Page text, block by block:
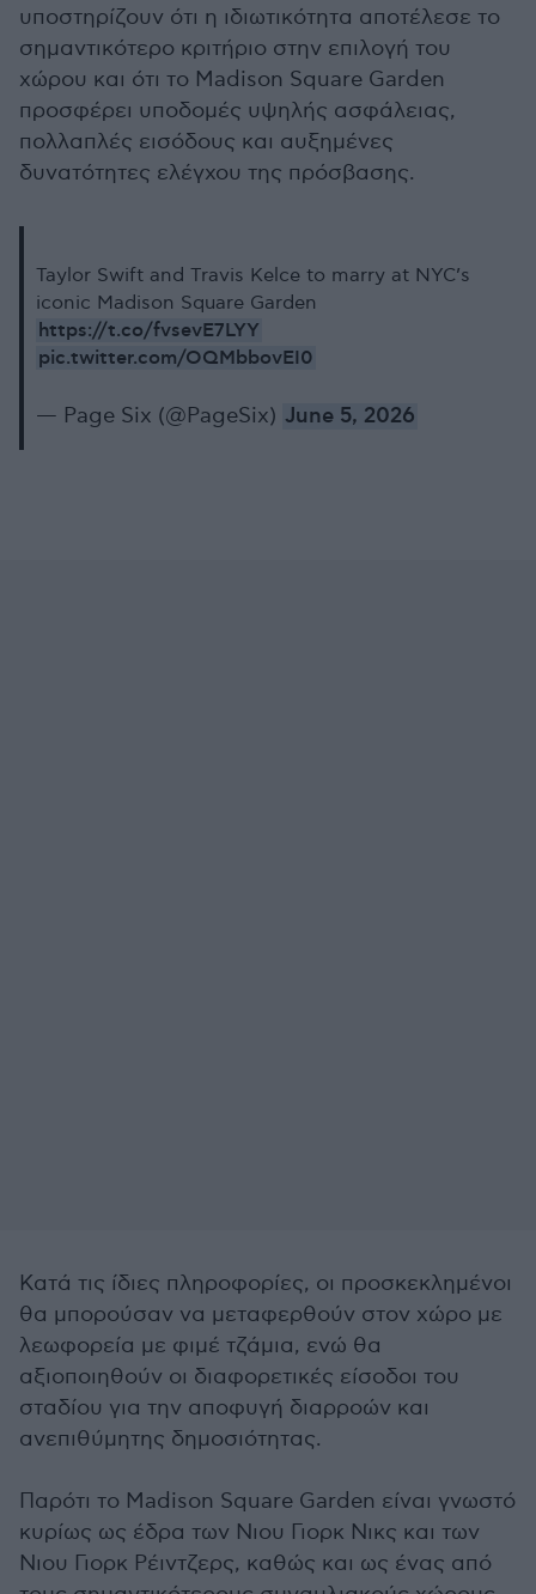
υποστηρίζουν ότι η ιδιωτικότητα αποτέλεσε το
σημαντικότερο κριτήριο στην επιλογή του
χώρου και ότι το Madison Square Garden
προσφέρει υποδομές υψηλής ασφάλειας,
πολλαπλές εισόδους και αυξημένες
δυνατότητες ελέγχου της πρόσβασης.
Taylor Swift and Travis Kelce to marry at NYC’s
iconic Madison Square Garden
https://t.co/fvsevE7LYY
pic.twitter.com/OQMbbovEI0
— Page Six (@PageSix) June 5, 2026
Κατά τις ίδιες πληροφορίες, οι προσκεκλημένοι
θα μπορούσαν να μεταφερθούν στον χώρο με
λεωφορεία με φιμέ τζάμια, ενώ θα
αξιοποιηθούν οι διαφορετικές είσοδοι του
σταδίου για την αποφυγή διαρροών και
ανεπιθύμητης δημοσιότητας.
Παρότι το Madison Square Garden είναι γνωστό
κυρίως ως έδρα των Νιου Γιορκ Νικς και των
Νιου Γιορκ Ρέιντζερς, καθώς και ως ένας από